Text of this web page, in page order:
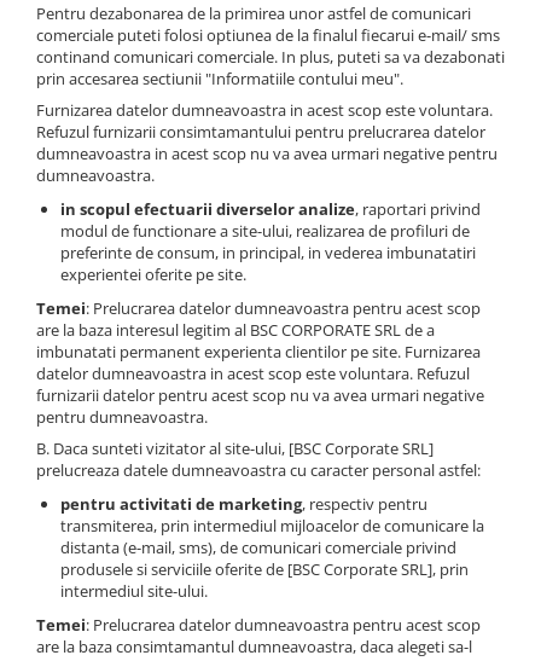
Pentru dezabonarea de la primirea unor astfel de comunicari
comerciale puteti folosi optiunea de la finalul fiecarui e-mail/ sms
continand comunicari comerciale. In plus, puteti sa va dezabonati
prin accesarea sectiunii "Informatiile contului meu".
Furnizarea datelor dumneavoastra in acest scop este voluntara.
Refuzul furnizarii consimtamantului pentru prelucrarea datelor
dumneavoastra in acest scop nu va avea urmari negative pentru
dumneavoastra.
in scopul efectuarii diverselor analize, raportari privind
modul de functionare a site-ului, realizarea de profiluri de
preferinte de consum, in principal, in vederea imbunatatiri
experientei oferite pe site.
Temei: Prelucrarea datelor dumneavoastra pentru acest scop
are la baza interesul legitim al BSC CORPORATE SRL de a
imbunatati permanent experienta clientilor pe site. Furnizarea
datelor dumneavoastra in acest scop este voluntara. Refuzul
furnizarii datelor pentru acest scop nu va avea urmari negative
pentru dumneavoastra.
B. Daca sunteti vizitator al site-ului, [BSC Corporate SRL]
prelucreaza datele dumneavoastra cu caracter personal astfel:
pentru activitati de marketing, respectiv pentru
transmiterea, prin intermediul mijloacelor de comunicare la
distanta (e-mail, sms), de comunicari comerciale privind
produsele si serviciile oferite de [BSC Corporate SRL], prin
intermediul site-ului.
Temei: Prelucrarea datelor dumneavoastra pentru acest scop
are la baza consimtamantul dumneavoastra, daca alegeti sa-l